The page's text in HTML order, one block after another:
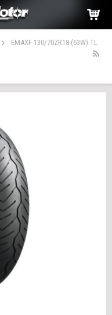
EMAXF 130/70ZR18 (63W) TL